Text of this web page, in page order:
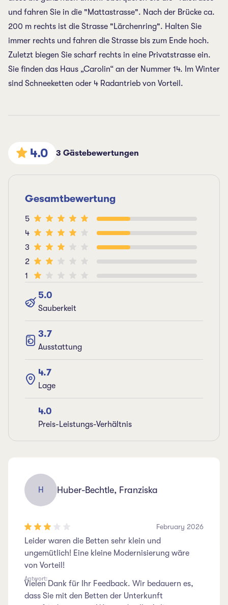
und fahren Sie in die "Mattastrasse". Nach der Brücke ca.
200 m rechts ist die Strasse "Lärchenring". Halten Sie
immer rechts und fahren die Strasse bis zum Ende hoch.
Zuletzt biegen Sie scharf rechts in eine Privatstrasse ein.
Sie finden das Haus „Carolin“ an der Nummer 14. Im Winter
sind Schneeketten oder 4 Radantrieb von Vorteil.
4.0 3 Gästebewertungen
Gesamtbewertung
5
4
3
2
1
5.0
Sauberkeit
3.7
Ausstattung
4.7
Lage
4.0
Preis-Leistungs-Verhältnis
H Huber-Bechtle, Franziska
February 2026
Leider waren die Betten sehr klein und
ungemütlich! Eine kleine Modernisierung wäre
von Vorteil!
Antwort:
Vielen Dank für Ihr Feedback. Wir bedauern es,
dass Sie mit den Betten der Unterkunft